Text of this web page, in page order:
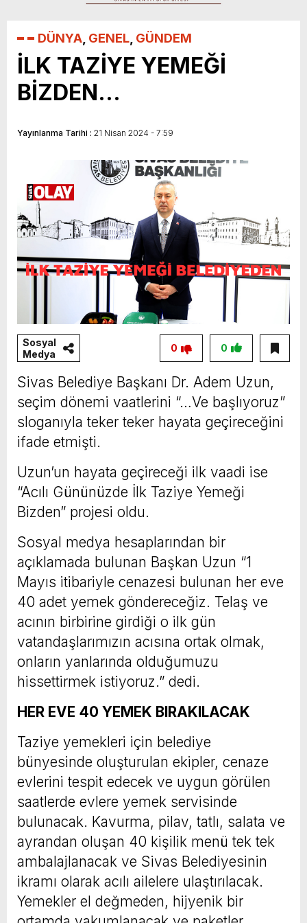
DÜNYA GENEL GÜNDEM
İLK TAZİYE YEMEĞİ
BİZDEN…
Yayınlanma Tarihi : 21 Nisan 2024 - 7:59
Sosyal
Medya
0
0
Sivas Belediye Başkanı Dr. Adem Uzun,
seçim dönemi vaatlerini “…Ve başlıyoruz”
sloganıyla teker teker hayata geçireceğini
ifade etmişti.
Uzun’un hayata geçireceği ilk vaadi ise
“Acılı Gününüzde İlk Taziye Yemeği
Bizden” projesi oldu.
Sosyal medya hesaplarından bir
açıklamada bulunan Başkan Uzun “1
Mayıs itibariyle cenazesi bulunan her eve
40 adet yemek göndereceğiz. Telaş ve
acının birbirine girdiği o ilk gün
vatandaşlarımızın acısına ortak olmak,
onların yanlarında olduğumuzu
hissettirmek istiyoruz.” dedi.
HER EVE 40 YEMEK BIRAKILACAK
Taziye yemekleri için belediye
bünyesinde oluşturulan ekipler, cenaze
evlerini tespit edecek ve uygun görülen
saatlerde evlere yemek servisinde
bulunacak. Kavurma, pilav, tatlı, salata ve
ayrandan oluşan 40 kişilik menü tek tek
ambalajlanacak ve Sivas Belediyesinin
ikramı olarak acılı ailelere ulaştırılacak.
Yemekler el değmeden, hijyenik bir